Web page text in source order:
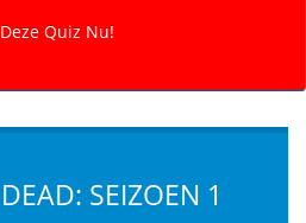
SEIZOEN 1